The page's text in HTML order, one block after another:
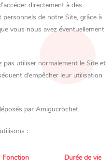
directement à des
de notre Site, grâce à
vous nous avez éventuellement
pas utiliser normalement le Site et
d’empêcher leur utilisation
par Amigucrochet.
:
Fonction Durée de vie